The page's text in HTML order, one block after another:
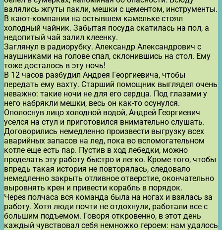
валялись жгуты пакли, мешки с цементом, инструменты.
В кают-компании на остывшем камельке стоял
холодный чайник. Забытая посуда скатилась на пол, а
недопитый чай залил клеенку.
Заглянул в радиорубку. Александр Александрович с
наушниками на голове спал, склонившись на стол. Ему
тоже досталось в эту ночь!
В 12 часов разбудил Андрея Георгиевича, чтобы
передать ему вахту. Старший помощник выглядел очень
неважно: такие ночи не для его сердца. Под глазами у
него набрякли мешки, весь он как-то осунулся.
Ополоснув лицо холодной водой, Андрей Георгиевич
уселся на стул и приготовился внимательно слушать.
Договорились немедленно произвести выгрузку всех
аварийных запасов на лед, пока во вспомогательном
котле еще есть пар. Пустив в ход лебедки, можно
проделать эту работу быстро и легко. Кроме того, чтобы
впредь такая история не повторялась, следовало
немедленно закрыть отливное отверстие, окончательно
выровнять крен и привести корабль в порядок.
Через полчаса вся команда была на ногах и взялась за
работу. Хотя люди почти не отдохнули, работали все с
большим подъемом. Говоря откровенно, в этот день
каждый чувствовал себя немножко героем: нам удалось